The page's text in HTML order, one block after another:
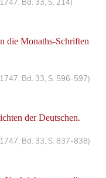
Bd. 33, S. 214)
die Monaths-Schriften
Bd. 33, S. 596-597)
der Deutschen.
Bd. 33, S. 837-838)